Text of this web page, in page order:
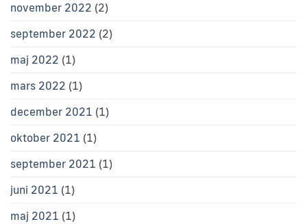
november 2022 (2)
september 2022 (2)
maj 2022 (1)
mars 2022 (1)
december 2021 (1)
oktober 2021 (1)
september 2021 (1)
juni 2021 (1)
maj 2021 (1)